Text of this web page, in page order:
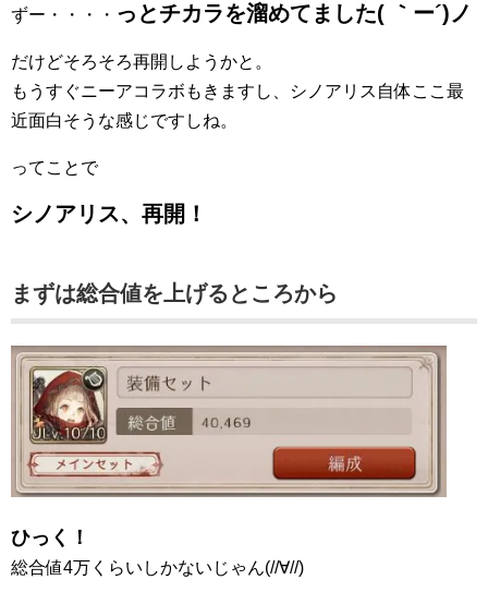
ずー・・・・ っとチカラを溜めてました( ｀ー´)ノ
だけどそろそろ再開しようかと。
もうすぐニーアコラボもきますし、シノアリス自体ここ最
近面白そうな感じですしね。
ってことで
シノアリス、再開！
まずは総合値を上げるところから
ひっく！
総合値4万くらいしかないじゃん(//∀//)